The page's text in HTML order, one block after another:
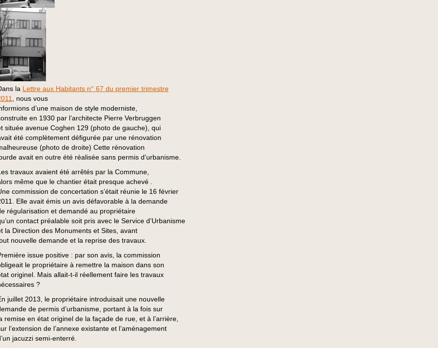
la Lettre aux Habitants n° 67 du premier trimestre
, nous vous
d’une maison de style moderniste,
en 1930 par l’architecte Pierre Verbruggen
située avenue Coghen 129 (photo de gauche), qui
été complètement défigurée par une rénovation
(photo de droite) Cette rénovation
avait en outre été réalisée sans permis d’urbanisme.
travaux avaient été arrêtés par la Commune,
même que le chantier était presque achevé .
commission de concertation s’était réunie le 16 février
Elle avait émis un avis défavorable à la demande
régularisation et demandé au propriétaire
contact préalable soit pris avec le Service d’Urbanisme
la Direction des Monuments et Sites, avant
nouvelle demande et la reprise des travaux.
issue positive : par son avis, la commission
le propriétaire à remettre la maison dans son
originel. Mais allait-t-il réellement faire les travaux
?
juillet 2013, le propriétaire introduisait une nouvelle
de permis d’urbanisme, portant à la fois sur
remise en état originel de la façade de rue, et à l’arrière,
l’extension de l’annexe existante et l’aménagement
jacuzzi semi-enterré.